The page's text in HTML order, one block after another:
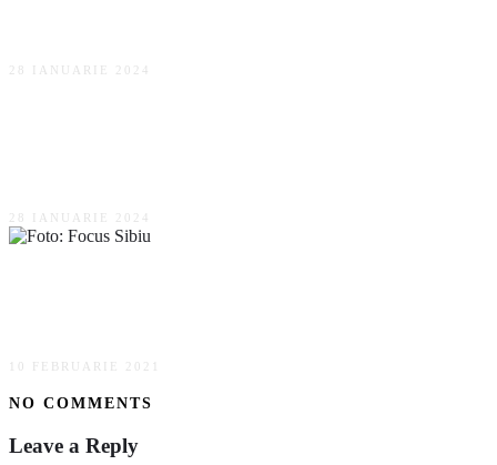
28 IANUARIE 2024
28 IANUARIE 2024
10 FEBRUARIE 2021
NO COMMENTS
Leave a Reply